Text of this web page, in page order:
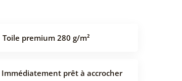
Toile premium 280 g/m²
Immédiatement prêt à accrocher